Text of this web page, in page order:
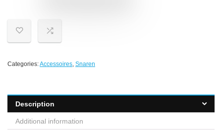
Categories:Accessoires, Snaren
Description
Additional information